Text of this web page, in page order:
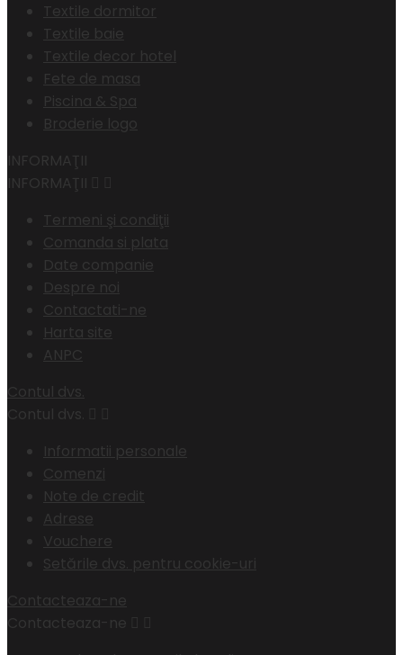
Textile dormitor
Textile baie
Textile decor hotel
Fete de masa
Piscina & Spa
Broderie logo
INFORMAŢII
INFORMAŢII
Termeni şi condiţii
Comanda si plata
Date companie
Despre noi
Contactati-ne
Harta site
ANPC
Contul dvs.
Contul dvs.
Informatii personale
Comenzi
Note de credit
Adrese
Vouchere
Setările dvs. pentru cookie-uri
Contacteaza-ne
Contacteaza-ne